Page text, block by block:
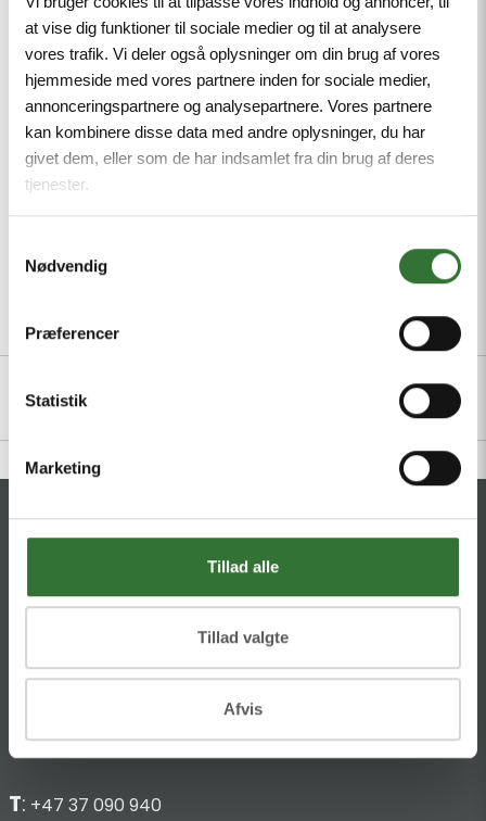
at vise dig funktioner til sociale medier og til at analysere
vores trafik. Vi deler også oplysninger om din brug af vores
hjemmeside med vores partnere inden for sociale medier,
annonceringspartnere og analysepartnere. Vores partnere
kan kombinere disse data med andre oplysninger, du har
givet dem, eller som de har indsamlet fra din brug af deres
tjenester.
Nødvendig
Præferencer
Statistik
Marketing
Tillad alle
Tillad valgte
Afvis
protective conductor incorporated in cable,
Powder-coated die-cast aluminium housing,
Pressure compensation element protects against
condensation, Connection of the housing potential
via M5 x 1 bolt
Minimum order quantity: 1
Beskrivelse
KONTAKT
DK-4600 Køge
Hans Følsgaard AS
NO-4876 Grimstad
T: +47 37 090 940